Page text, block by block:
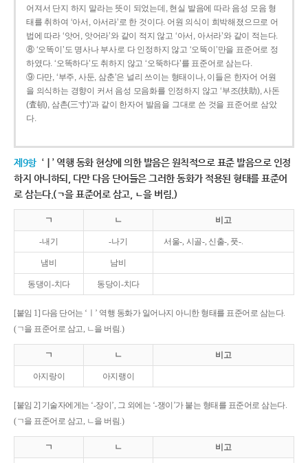
어져서 단지 하지 말라는 뜻이 되었는데, 현실 발음에 따라 음성 모음 형
태를 취하여 ‘아서, 아서라’로 한 것이다. 어원 의식이 희박해졌으므로 어
법에 따라 ‘앗어, 앗어라’와 같이 적지 않고 ‘아서, 아서라’와 같이 적는다.
⑧ ‘오똑이’도 명사나 부사로 다 인정하지 않고 ‘오뚝이’만을 표준어로 정
하였다. ‘오똑하다’도 취하지 않고 ‘오뚝하다’를 표준어로 삼는다.
⑨ 다만, ‘부주, 사둔, 삼춘’은 널리 쓰이는 형태이나, 이들은 한자어 어원
을 의식하는 경향이 커서 음성 모음화를 인정하지 않고 ‘부조(扶助), 사돈
(査頓), 삼촌(三寸)’과 같이 한자어 발음을 그대로 쓴 것을 표준어로 삼았
다.
제9항 ‘ㅣ’ 역행 동화 현상에 의한 발음은 원칙적으로 표준 발음으로 인정
하지 아니하되, 다만 다음 단어들은 그러한 동화가 적용된 형태를 표준어
로 삼는다.(ㄱ을 표준어로 삼고, ㄴ을 버림.)
ㄱ ㄴ 비고
-내기 -나기 서울-, 시골-, 신출-, 풋-.
냄비 남비
동댕이-치다 동당이-치다
[붙임 1] 다음 단어는 ‘ㅣ’ 역행 동화가 일어나지 아니한 형태를 표준어로 삼는다.
(ㄱ을 표준어로 삼고, ㄴ을 버림.)
ㄱ ㄴ 비고
아지랑이 아지랭이
[붙임 2] 기술자에게는 ‘-장이’, 그 외에는 ‘-쟁이’가 붙는 형태를 표준어로 삼는다.
(ㄱ을 표준어로 삼고, ㄴ을 버림.)
ㄱ ㄴ 비고